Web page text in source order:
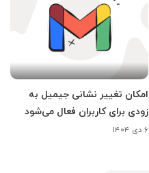
امکان تغییر نشانی جیمیل به
زودی برای کاربران فعال می‌شود
۶ دی ۱۴۰۴